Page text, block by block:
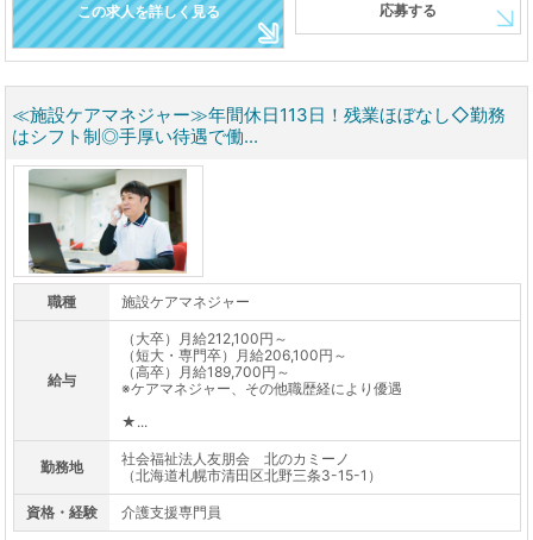
この求人を詳しく見る 応募する
≪施設ケアマネジャー≫年間休日113日！残業ほぼなし◇勤務
はシフト制◎手厚い待遇で働...
職種 施設ケアマネジャー
給与
（大卒）月給212,100円～
（短大・専門卒）月給206,100円～
（高卒）月給189,700円～
※ケアマネジャー、その他職歴経により優遇
★...
勤務地
社会福祉法人友朋会 北のカミーノ
（北海道札幌市清田区北野三条3-15-1）
資格・経験 介護支援専門員